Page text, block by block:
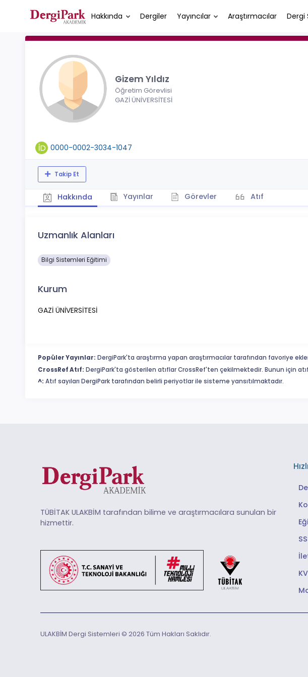
Hakkında Dergiler Yayıncılar Araştırmacılar Dergi
Gizem Yıldız
Öğretim Görevlisi
GAZİ ÜNİVERSİTESİ
0000-0002-3034-1047
Takip Et
Hakkında Yayınlar Görevler Atıf
Uzmanlık Alanları
Bilgi Sistemleri Eğitimi
Kurum
GAZİ ÜNİVERSİTESİ
Popüler Yayınlar: DergiPark'ta araştırma yapan araştırmacılar tarafından favoriye
CrossRef Atıf: DergiPark'ta gösterilen atıflar CrossRef'ten çekilmektedir. Bunun için
^: Atıf sayıları DergiPark tarafından belirli periyotlar ile sisteme yansıtılmaktadır.
TÜBİTAK ULAKBİM tarafından bilime ve araştırmacılara sunulan bir
hizmettir.
ULAKBİM Dergi Sistemleri © 2026 Tüm Hakları Saklıdır.